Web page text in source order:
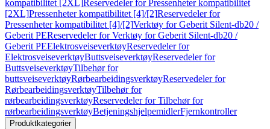
kompatibilitet [2XL]Reservedeler for Pressenheter kompatibilitet
[2XL]Pressenheter kompatibilitet [4]/[2]Reservedeler for
Pressenheter kompatibilitet [4]/[2]Verktøy for Geberit Silent-db20 /
Geberit PEReservedeler for Verktøy for Geberit Silent-db20 /
Geberit PEElektrosveiseverktøyReservedeler for
ElektrosveiseverktøyButtsveiseverktøyReservedeler for
ButtsveiseverktøyTilbehør for
buttsveiseverktøyRørbearbeidingsverktøyReservedeler for
RørbearbeidingsverktøyTilbehør for
rørbearbeidingsverktøyReservedeler for Tilbehør for
rørbearbeidingsverktøyBetjeningshjelpemidlerFjernkontroller
Produktkategorier